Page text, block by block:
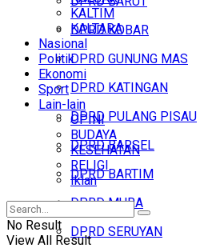
DPRD KOBAR
DPRD GUNUNG MAS
DPRD KATINGAN
DPRD PULANG PISAU
DPRD BARSEL
DPRD BARTIM
DPRD MURA
DPRD SERUYAN
KALTIM
KALTARA
Nasional
Politik
Ekonomi
Sport
Lain-lain
OPINI
BUDAYA
KESEHATAN
RELIGI
Iklan
No Result
View All Result